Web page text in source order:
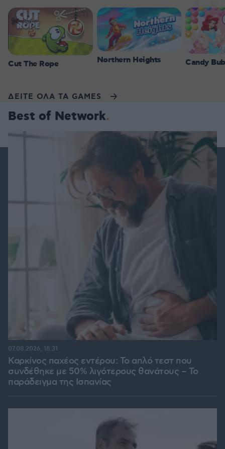
Cut The Rope Northern Heights Candy
ΔΕΙΤΕ ΟΛΑ ΤΑ GAMES
Best of Network
Καρκίνος παχέος εντέρου: Το απλό τεστ που
συνδέθηκε με 50% λιγότερους θανάτους – Το
παράδειγμα της Ισπανίας
07.08.2026, 18:31